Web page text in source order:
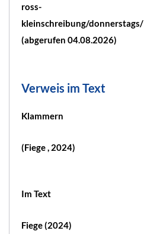
ross-
kleinschreibung/donnerstags/
(abgerufen 04.08.2026)
Verweis im Text
Klammern
(Fiege , 2024)
Im Text
Fiege (2024)